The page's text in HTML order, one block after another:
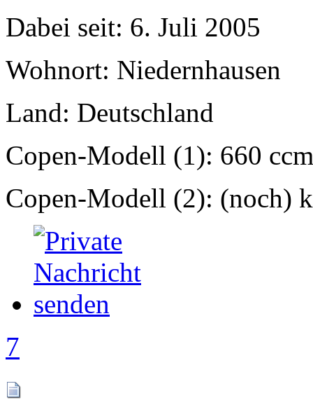
Dabei seit: 6. Juli 2005
Wohnort: Niedernhausen
Land: Deutschland
Copen-Modell (1): 660
Copen-Modell (2): (noch)
7